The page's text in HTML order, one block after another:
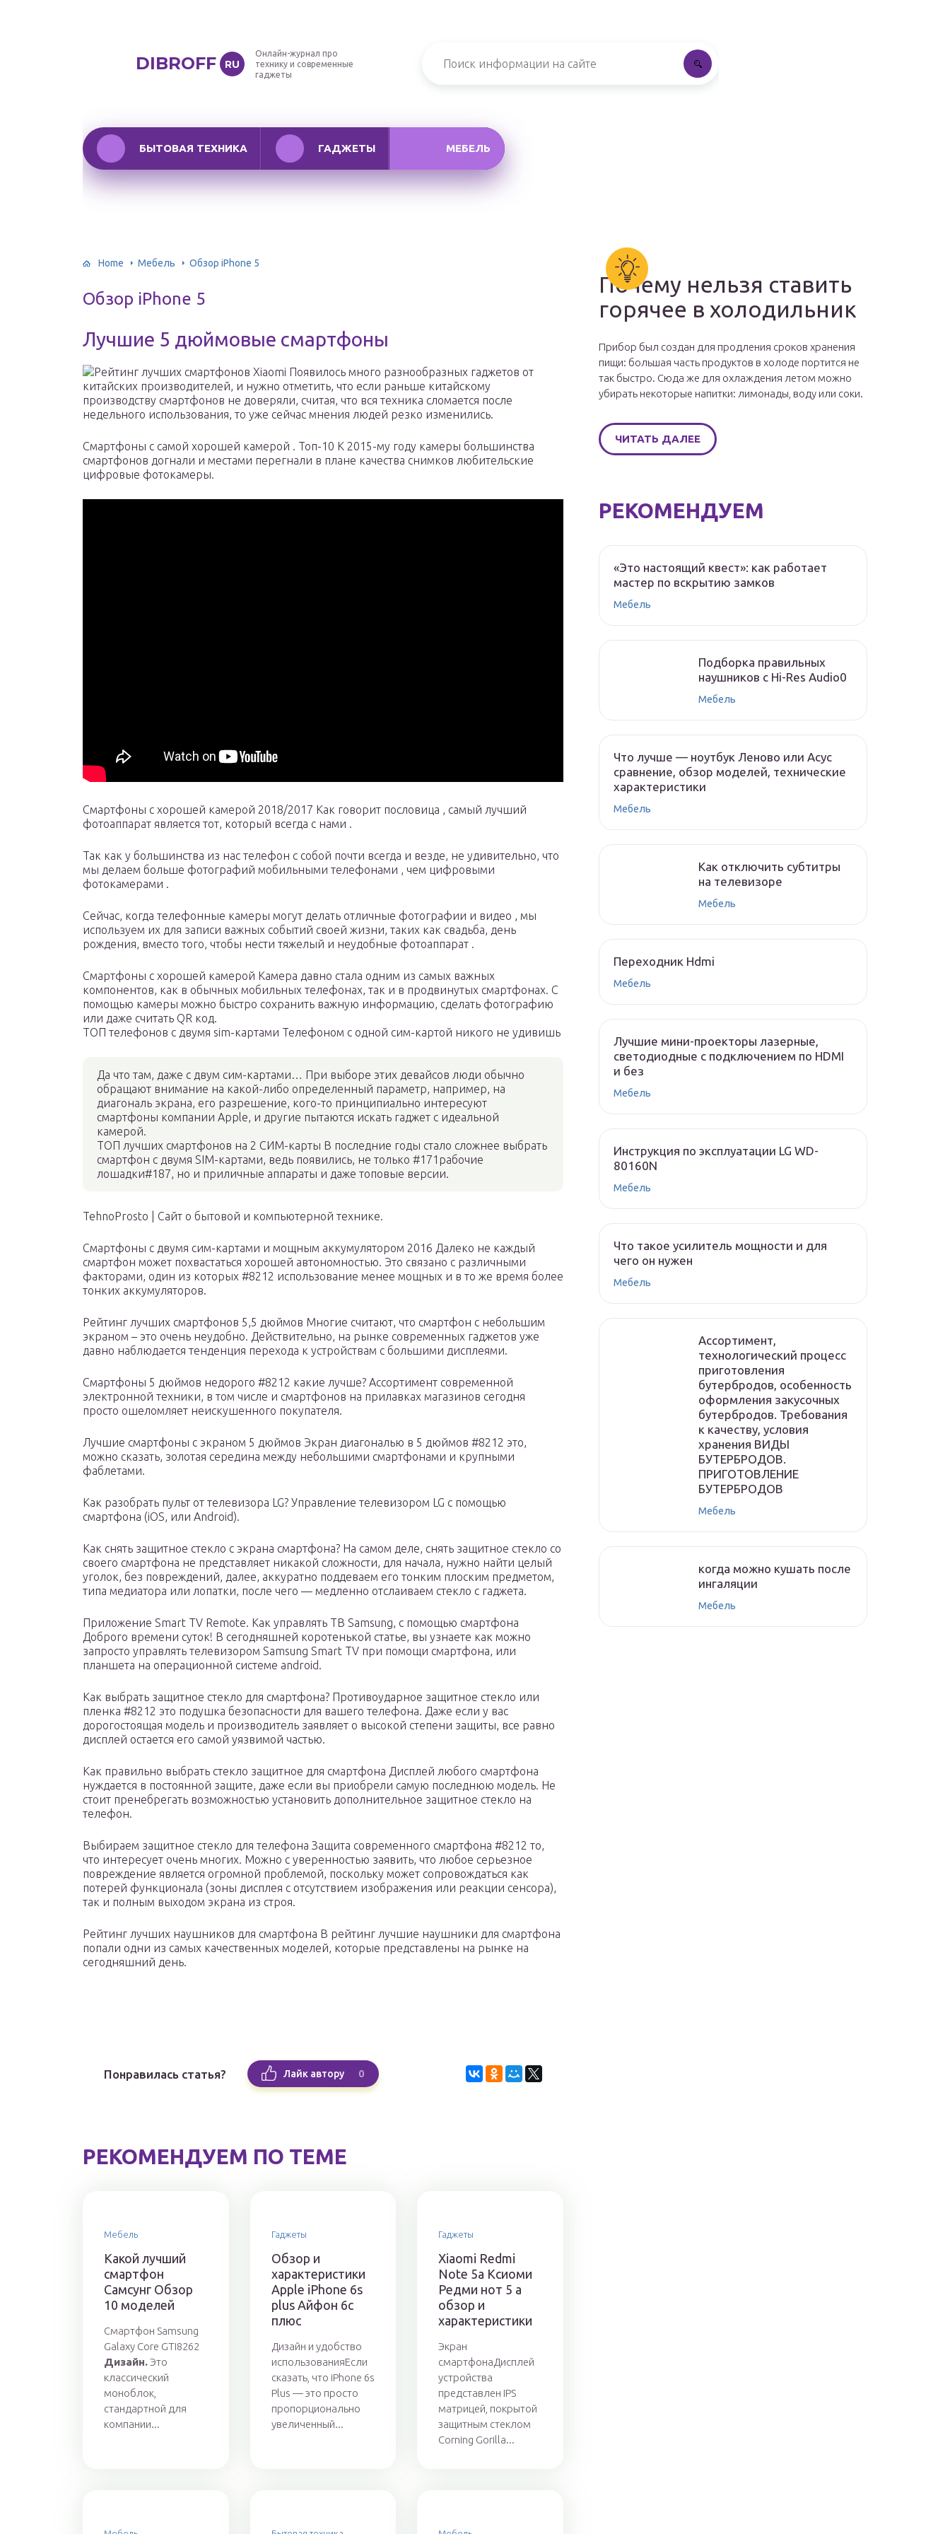
DIBROFF RU
Онлайн-журнал про
технику и современные
гаджеты
БЫТОВАЯ ТЕХНИКА ГАДЖЕТЫ МЕБЕЛЬ
Home Мебель Обзор iPhone 5
Обзор iPhone 5
Лучшие 5 дюймовые смартфоны
Рейтинг лучших смартфонов Xiaomi Появилось много разнообразных гаджетов от
китайских производителей, и нужно отметить, что если раньше китайскому
производству смартфонов не доверяли, считая, что вся техника сломается после
недельного использования, то уже сейчас мнения людей резко изменились.
Смартфоны с самой хорошей камерой . Топ-10 К 2015-му году камеры большинства
смартфонов догнали и местами перегнали в плане качества снимков любительские
цифровые фотокамеры.
Смартфоны с хорошей камерой 2018/2017 Как говорит пословица , самый лучший
фотоаппарат является тот, который всегда с нами .
Так как у большинства из нас телефон с собой почти всегда и везде, не удивительно, что
мы делаем больше фотографий мобильными телефонами , чем цифровыми
фотокамерами .
Сейчас, когда телефонные камеры могут делать отличные фотографии и видео , мы
используем их для записи важных событий своей жизни, таких как свадьба, день
рождения, вместо того, чтобы нести тяжелый и неудобные фотоаппарат .
Смартфоны с хорошей камерой Камера давно стала одним из самых важных
компонентов, как в обычных мобильных телефонах, так и в продвинутых смартфонах. С
помощью камеры можно быстро сохранить важную информацию, сделать фотографию
или даже считать QR код.
ТОП телефонов с двумя sim-картами Телефоном с одной сим-картой никого не удивишь
Да что там, даже с двум сим-картами… При выборе этих девайсов люди обычно
обращают внимание на какой-либо определенный параметр, например, на
диагональ экрана, его разрешение, кого-то принципиально интересуют
смартфоны компании Apple, и другие пытаются искать гаджет с идеальной
камерой.
ТОП лучших смартфонов на 2 СИМ-карты В последние годы стало сложнее выбрать
смартфон с двумя SIM-картами, ведь появились, не только #171рабочие
лошадки#187, но и приличные аппараты и даже топовые версии.
TehnoProsto | Сайт о бытовой и компьютерной технике.
Смартфоны с двумя сим-картами и мощным аккумулятором 2016 Далеко не каждый
смартфон может похвастаться хорошей автономностью. Это связано с различными
факторами, один из которых #8212 использование менее мощных и в то же время более
тонких аккумуляторов.
Рейтинг лучших смартфонов 5,5 дюймов Многие считают, что смартфон с небольшим
экраном – это очень неудобно. Действительно, на рынке современных гаджетов уже
давно наблюдается тенденция перехода к устройствам с большими дисплеями.
Смартфоны 5 дюймов недорого #8212 какие лучше? Ассортимент современной
электронной техники, в том числе и смартфонов на прилавках магазинов сегодня
просто ошеломляет неискушенного покупателя.
Лучшие смартфоны с экраном 5 дюймов Экран диагональю в 5 дюймов #8212 это,
можно сказать, золотая середина между небольшими смартфонами и крупными
фаблетами.
Как разобрать пульт от телевизора LG? Управление телевизором LG с помощью
смартфона (iOS, или Android).
Как снять защитное стекло с экрана смартфона? На самом деле, снять защитное стекло со
своего смартфона не представляет никакой сложности, для начала, нужно найти целый
уголок, без повреждений, далее, аккуратно поддеваем его тонким плоским предметом,
типа медиатора или лопатки, после чего — медленно отслаиваем стекло с гаджета.
Приложение Smart TV Remote. Как управлять ТВ Samsung, с помощью смартфона
Доброго времени суток! В сегодняшней коротенькой статье, вы узнаете как можно
запросто управлять телевизором Samsung Smart TV при помощи смартфона, или
планшета на операционной системе android.
Как выбрать защитное стекло для смартфона? Противоударное защитное стекло или
пленка #8212 это подушка безопасности для вашего телефона. Даже если у вас
дорогостоящая модель и производитель заявляет о высокой степени защиты, все равно
дисплей остается его самой уязвимой частью.
Как правильно выбрать стекло защитное для смартфона Дисплей любого смартфона
нуждается в постоянной защите, даже если вы приобрели самую последнюю модель. Не
стоит пренебрегать возможностью установить дополнительное защитное стекло на
телефон.
Выбираем защитное стекло для телефона Защита современного смартфона #8212 то,
что интересует очень многих. Можно с уверенностью заявить, что любое серьезное
повреждение является огромной проблемой, поскольку может сопровождаться как
потерей функционала (зоны дисплея с отсутствием изображения или реакции сенсора),
так и полным выходом экрана из строя.
Рейтинг лучших наушников для смартфона В рейтинг лучшие наушники для смартфона
попали одни из самых качественных моделей, которые представлены на рынке на
сегодняшний день.
Понравилась статья? Лайк автору 0
РЕКОМЕНДУЕМ ПО ТЕМЕ
Мебель
Какой лучший
смартфон
Самсунг Обзор
10 моделей
Смартфон Samsung
Galaxy Core GTI8262
Дизайн.Это
классический
моноблок,
стандартной для
компании...
Гаджеты
Обзор и
характеристики
Apple iPhone 6s
plus Айфон 6с
плюс
Дизайн и удобство
использованияЕсли
сказать, что iPhone 6s
Plus — это просто
пропорционально
увеличенный...
Гаджеты
Xiaomi Redmi
Note 5a Ксиоми
Редми нот 5 а
обзор и
характеристики
Экран
смартфонаДисплей
устройства
представлен IPS
матрицей, покрытой
защитным стеклом
Corning Gorilla...
Почему нельзя ставить
горячее в холодильник
Прибор был создан для продления сроков хранения
пищи: большая часть продуктов в холоде портится не
так быстро. Сюда же для охлаждения летом можно
убирать некоторые напитки: лимонады, воду или соки.
ЧИТАТЬ ДАЛЕЕ
РЕКОМЕНДУЕМ
«Это настоящий квест»: как работает
мастер по вскрытию замков
Мебель
Подборка правильных
наушников с Hi-Res Audio0
Мебель
Что лучше — ноутбук Леново или Асус
сравнение, обзор моделей, технические
характеристики
Мебель
Как отключить субтитры
на телевизоре
Мебель
Переходник Hdmi
Мебель
Лучшие мини-проекторы лазерные,
светодиодные с подключением по HDMI
и без
Мебель
Инструкция по эксплуатации LG WD-
80160N
Мебель
Что такое усилитель мощности и для
чего он нужен
Мебель
Ассортимент,
технологический процесс
приготовления
бутербродов, особенность
оформления закусочных
бутербродов. Требования
к качеству, условия
хранения ВИДЫ
БУТЕРБРОДОВ.
ПРИГОТОВЛЕНИЕ
БУТЕРБРОДОВ
Мебель
когда можно кушать после
ингаляции
Мебель